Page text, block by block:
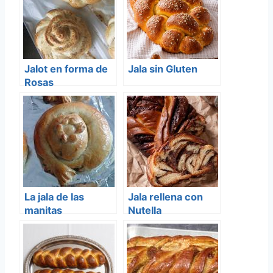
Jalot en forma de
Rosas
Jala sin Gluten
La jala de las
manitas
Jala rellena con
Nutella